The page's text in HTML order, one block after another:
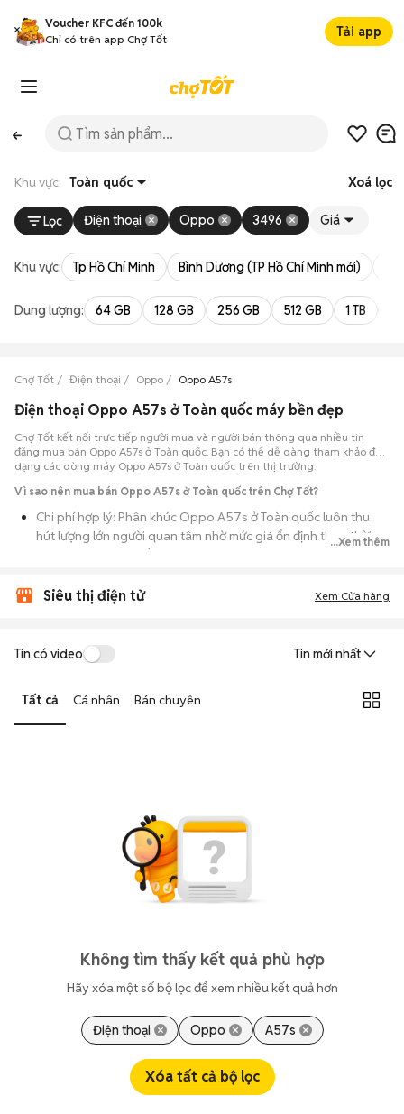
Voucher KFC đến 100k
Chỉ có trên app Chợ Tốt
Tải app
Khu vực: Toàn quốc Xoá lọc
Lọc Điện thoại Oppo 3496 Giá
Khu vực: Tp Hồ Chí Minh Bình Dương (TP Hồ Chí Minh mới)
Dung lượng: 64 GB 128 GB 256 GB 512 GB 1 TB
Chợ Tốt Điện thoại Oppo Oppo A57s
Điện thoại Oppo A57s ở Toàn quốc máy bền đẹp
Chợ Tốt kết nối trực tiếp người mua và người bán thông qua nhiều tin
đăng mua bán Oppo A57s ở Toàn quốc. Bạn có thể dễ dàng tham khảo đa
dạng các dòng máy Oppo A57s ở Toàn quốc trên thị trường.
Vì sao nên mua bán Oppo A57s ở Toàn quốc trên Chợ Tốt?
Chi phí hợp lý: Phân khúc Oppo A57s ở Toàn quốc luôn thu
hút lượng lớn người quan tâm nhờ mức giá ổn định theo thời
gian, phù hợp với số đông.
quốc cung cấp cho bạn nhiều lựa chọn về tỷ lệ phần trăm pin,
Giao dịch thực tế: Việc gặp nhau trực tiếp giúp bạn có thời
...Xem thêm
Siêu thị điện tử Xem Cửa hàng
Tin có video Tin mới nhất
Tất cả Cá nhân Bán chuyên
Không tìm thấy kết quả phù hợp
Hãy xóa một số bộ lọc để xem nhiều kết quả hơn
Điện thoại Oppo A57s
Xóa tất cả bộ lọc